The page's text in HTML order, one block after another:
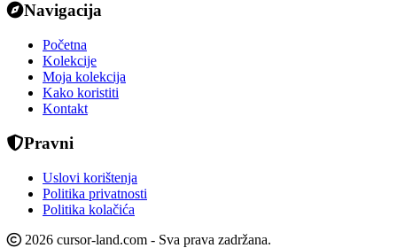
Navigacija
Početna
Kolekcije
Moja kolekcija
Kako koristiti
Kontakt
Pravni
Uslovi korištenja
Politika privatnosti
Politika kolačića
2026 cursor-land.com - Sva prava zadržana.